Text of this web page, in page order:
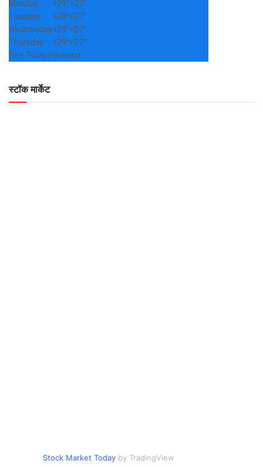
Monday
+29°+27°
Tuesday
+28°+27°
Wednesday+29°+27°
Thursday
+29°+27°
See 7-Day Forecast
स्टॉक मार्केट
Stock Market Today by TradingView